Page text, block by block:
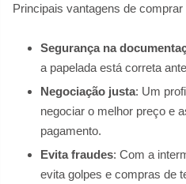
Principais vantagens de
Segurança na
a papelada está correta
Negociação justa: Um
negociar o melhor preço e
pagamento.
Evita fraudes: Com a
evita golpes e compras de